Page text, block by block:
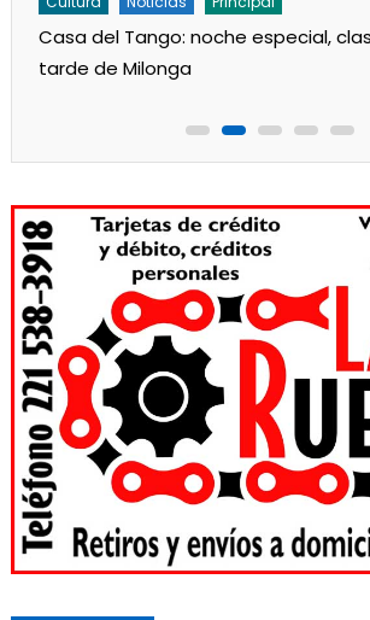
Una nueva «Noche de Tango» en el
viernes 10